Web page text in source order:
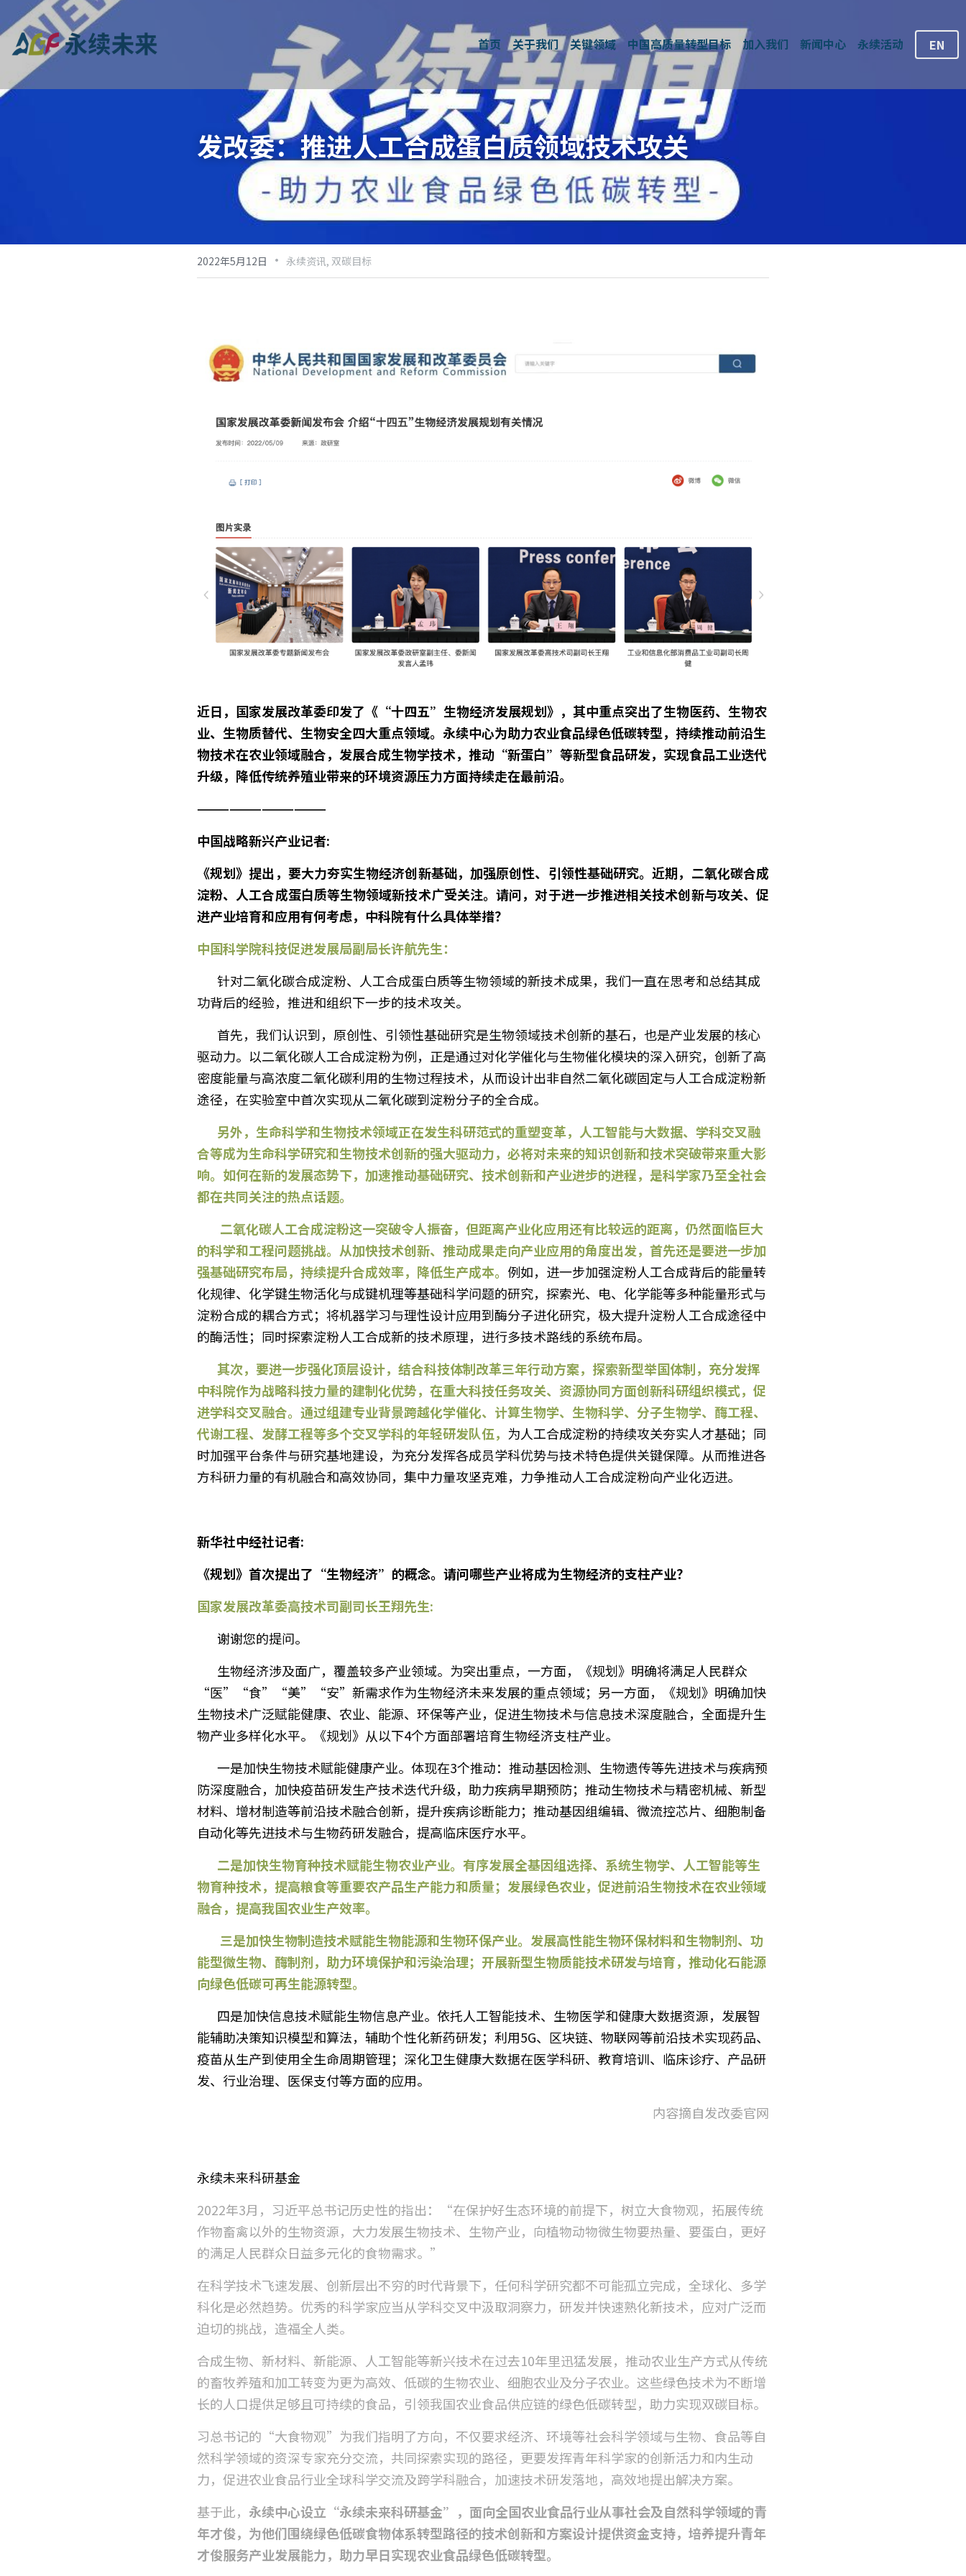
首页 关于我们 关键领域 中国高质量转型目标 加入我们 新闻中心 永续活动 EN
发改委：推进人工合成蛋白质领域技术攻关
2022年5月12日 · 永续资讯, 双碳目标
近日，国家发展改革委印发了《“十四五”生物经济发展规划》，其中重点突出了生物医药、生物农
业、生物质替代、生物安全四大重点领域。永续中心为助力农业食品绿色低碳转型，持续推动前沿生
物技术在农业领域融合，发展合成生物学技术，推动“新蛋白”等新型食品研发，实现食品工业迭代
升级，降低传统养殖业带来的环境资源压⼒方面持续走在最前沿。
————————————
中国战略新兴产业记者:
《规划》提出，要大力夯实生物经济创新基础，加强原创性、引领性基础研究。近期，二氧化碳合成
淀粉、人工合成蛋白质等生物领域新技术广受关注。请问，对于进一步推进相关技术创新与攻关、促
进产业培育和应用有何考虑，中科院有什么具体举措？
中国科学院科技促进发展局副局长许航先生：
功背后的经验，推进和组织下一步的技术攻关。
驱动力。以二氧化碳人工合成淀粉为例，正是通过对化学催化与生物催化模块的深入研究，创新了高
密度能量与高浓度二氧化碳利用的生物过程技术，从而设计出非自然二氧化碳固定与人工合成淀粉新
途径，在实验室中首次实现从二氧化碳到淀粉分子的全合成。
合等成为生命科学研究和生物技术创新的强大驱动力，必将对未来的知识创新和技术突破带来重大影
响。如何在新的发展态势下，加速推动基础研究、技术创新和产业进步的进程，是科学家乃至全社会
都在共同关注的热点话题。
的科学和工程问题挑战。从加快技术创新、推动成果走向产业应用的角度出发，首先还是要进一步加
强基础研究布局，持续提升合成效率，降低生产成本。 例如，进一步加强淀粉人工合成背后的能量转
化规律、化学键生物活化与成键机理等基础科学问题的研究，探索光、电、化学能等多种能量形式与
淀粉合成的耦合方式；将机器学习与理性设计应用到酶分子进化研究，极大提升淀粉人工合成途径中
的酶活性；同时探索淀粉人工合成新的技术原理，进行多技术路线的系统布局。
中科院作为战略科技力量的建制化优势，在重大科技任务攻关、资源协同方面创新科研组织模式，促
进学科交叉融合。通过组建专业背景跨越化学催化、计算生物学、生物科学、分子生物学、酶工程、
代谢工程、发酵工程等多个交叉学科的年轻研发队伍， 为人工合成淀粉的持续攻关夯实人才基础；同
时加强平台条件与研究基地建设，为充分发挥各成员学科优势与技术特色提供关键保障。从而推进各
方科研力量的有机融合和高效协同，集中力量攻坚克难，力争推动人工合成淀粉向产业化迈进。
新华社中经社记者:
《规划》首次提出了“生物经济”的概念。请问哪些产业将成为生物经济的支柱产业？
国家发展改革委高技术司副司长王翔先生:
       谢谢您的提问。
“医”“食”“美”“安”新需求作为生物经济未来发展的重点领域；另一方面，《规划》明确加快
生物技术广泛赋能健康、农业、能源、环保等产业，促进生物技术与信息技术深度融合，全面提升生
物产业多样化水平。《规划》从以下4个方面部署培育生物经济支柱产业。
防深度融合，加快疫苗研发生产技术迭代升级，助力疾病早期预防；推动生物技术与精密机械、新型
材料、增材制造等前沿技术融合创新，提升疾病诊断能力；推动基因组编辑、微流控芯片、细胞制备
自动化等先进技术与生物药研发融合，提高临床医疗水平。
物育种技术，提高粮食等重要农产品生产能力和质量；发展绿色农业，促进前沿生物技术在农业领域
融合，提高我国农业生产效率。
能型微生物、酶制剂，助力环境保护和污染治理；开展新型生物质能技术研发与培育，推动化石能源
向绿色低碳可再生能源转型。
能辅助决策知识模型和算法，辅助个性化新药研发；利用5G、区块链、物联网等前沿技术实现药品、
疫苗从生产到使用全生命周期管理；深化卫生健康大数据在医学科研、教育培训、临床诊疗、产品研
发、行业治理、医保支付等方面的应用。
内容摘自发改委官网
永续未来科研基金
2022年3月，习近平总书记历史性的指出：“在保护好生态环境的前提下，树立大食物观，拓展传统
作物畜禽以外的生物资源，大力发展生物技术、生物产业，向植物动物微生物要热量、要蛋白，更好
的满足人民群众日益多元化的食物需求。”
在科学技术飞速发展、创新层出不穷的时代背景下，任何科学研究都不可能孤立完成，全球化、多学
科化是必然趋势。优秀的科学家应当从学科交叉中汲取洞察力，研发并快速熟化新技术，应对广泛而
迫切的挑战，造福全人类。
合成生物、新材料、新能源、人工智能等新兴技术在过去10年里迅猛发展，推动农业生产方式从传统
的畜牧养殖和加工转变为更为高效、低碳的生物农业、细胞农业及分子农业。这些绿色技术为不断增
长的人口提供足够且可持续的食品，引领我国农业食品供应链的绿色低碳转型，助力实现双碳目标。
习总书记的“大食物观”为我们指明了方向，不仅要求经济、环境等社会科学领域与生物、食品等自
然科学领域的资深专家充分交流，共同探索实现的路径，更要发挥青年科学家的创新活力和内生动
力，促进农业食品行业全球科学交流及跨学科融合，加速技术研发落地，高效地提出解决方案。
基于此， 永续中心设立“永续未来科研基金”，面向全国农业食品行业从事社会及自然科学领域的青
年才俊，为他们围绕绿色低碳食物体系转型路径的技术创新和方案设计提供资金支持，培养提升青年
才俊服务产业发展能力，助力早日实现农业食品绿色低碳转型。